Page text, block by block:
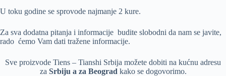
U toku godine se sprovode najmanje 2 kure.
Za sva dodatna pitanja i informacije budite slobodni da nam se javite,
rado ćemo Vam dati tražene informacije.
Sve proizvode Tiens – Tianshi Srbija možete dobiti na kućnu adresu
za Srbiju a za Beograd kako se dogovorimo.